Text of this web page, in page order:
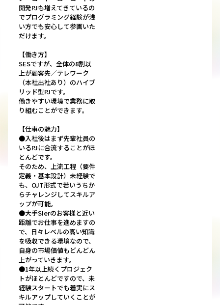
開発PJも増えてきているの
でプログラミング経験が浅
い方でも安心して参画いた
だけます。
【働き方】
SESですが、全体の8割以
上が顧客先／テレワーク
（本社出社あり）のハイブ
リッド型PJです。
働きやすい環境で業務に取
り組むことができます。
【仕事の魅力】
●入社後はまず先輩社員の
いるPJに合流することがほ
とんどです。
そのため、上流工程（要件
定義・基本設計）未経験で
も、OJT形式で若いうちか
らチャレンジしてスキルア
ップが可能。
●大手SIerのお客様と近い
距離でお仕事を進めますの
で、日々レベルの高い知識
を吸収できる環境なので、
自身の市場価値もどんどん
上がっていきます。
●1年以上続くプロジェク
トがほとんどですので、未
経験スタートでも着実にス
キルアップしていくことが